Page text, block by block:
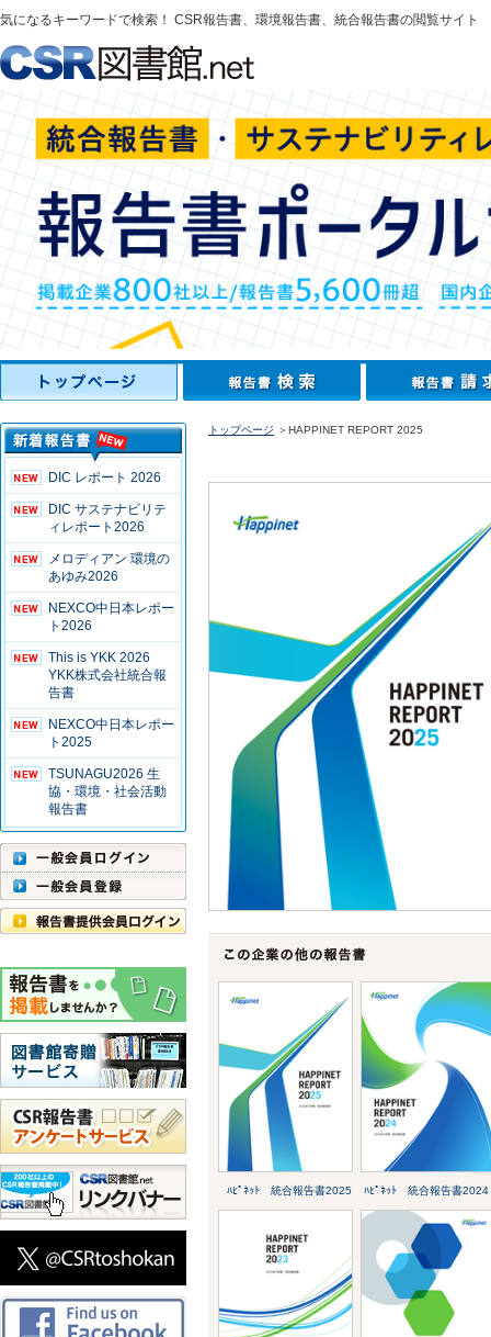
気になるキーワードで検索！ CSR報告書、環境報告書、統合報告書の閲覧サイト
DIC レポート 2026
DIC サステナビリテ
ィレポート2026
メロディアン 環境の
あゆみ2026
NEXCO中日本レポー
ト2026
This is YKK 2026
YKK株式会社統合報
告書
NEXCO中日本レポー
ト2025
TSUNAGU2026 生
協・環境・社会活動
報告書
トップページ ＞HAPPINET REPORT 2025
ﾊﾋﾟﾈｯﾄ 統合報告書2025 ﾊﾋﾟﾈｯﾄ 統合報告書2024